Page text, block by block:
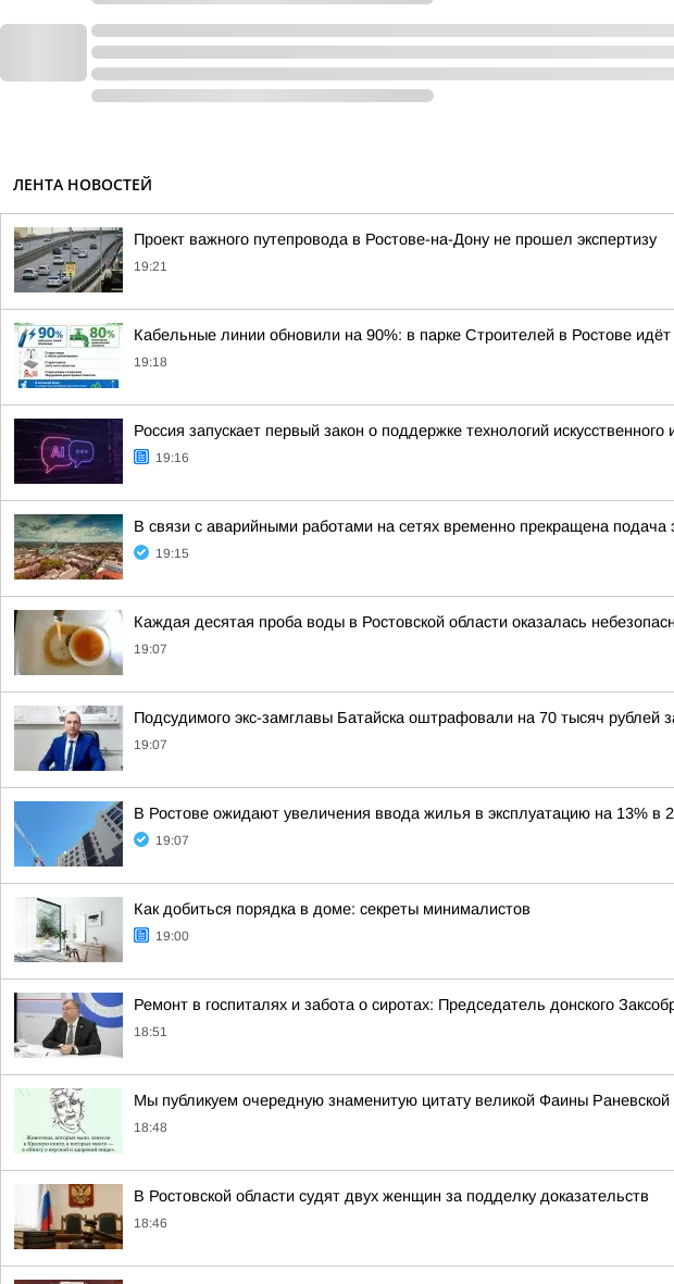
ЛЕНТА НОВОСТЕЙ
Проект важного путепровода в Ростове-на-Дону не прошел экспертизу
19:21
Кабельные линии обновили на 90%: в парке Строителей в Ростове
19:18
Россия запускает первый закон о поддержке технологий искусственного
19:16
В связи с аварийными работами на сетях временно прекращена
19:15
Каждая десятая проба воды в Ростовской области оказалась
19:07
Подсудимого экс-замглавы Батайска оштрафовали на 70 тысяч рублей
19:07
В Ростове ожидают увеличения ввода жилья в эксплуатацию на 13% в
19:07
Как добиться порядка в доме: секреты минималистов
19:00
Ремонт в госпиталях и забота о сиротах: Председатель донского
18:51
Мы публикуем очередную знаменитую цитату великой Фаины
18:48
В Ростовской области судят двух женщин за подделку доказательств
18:46